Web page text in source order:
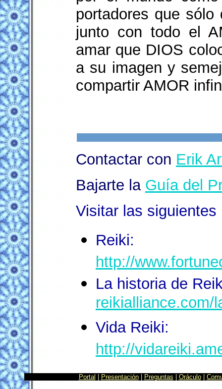
portadores que
junto con todo el
amar que DIOS
a su imagen y
compartir AMOR
Contactar con Erik
Bajarte la Guía del
Visitar las siguientes
Reiki:
http://
La historia de
reikialliance.com/
Vida Reiki:
http://
Portal Presentación| Preguntas Oráculo|